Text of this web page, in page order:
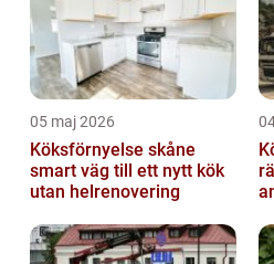
05 maj 2026
Köksförnyelse skåne
smart väg till ett nytt kök
utan helrenovering